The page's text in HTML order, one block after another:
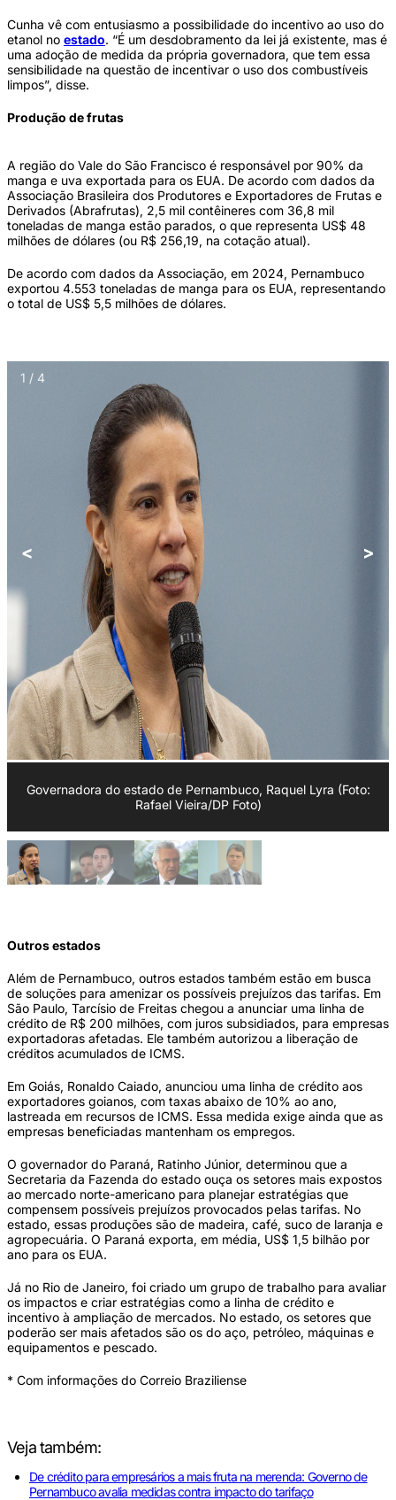
Cunha vê com entusiasmo a possibilidade do incentivo ao uso do
etanol no estado. “É um desdobramento da lei já existente, mas é
uma adoção de medida da própria governadora, que tem essa
sensibilidade na questão de incentivar o uso dos combustíveis
limpos”, disse.
Produção de frutas
A região do Vale do São Francisco é responsável por 90% da
manga e uva exportada para os EUA. De acordo com dados da
Associação Brasileira dos Produtores e Exportadores de Frutas e
Derivados (Abrafrutas), 2,5 mil contêineres com 36,8 mil
toneladas de manga estão parados, o que representa US$ 48
milhões de dólares (ou R$ 256,19, na cotação atual).
De acordo com dados da Associação, em 2024, Pernambuco
exportou 4.553 toneladas de manga para os EUA, representando
o total de US$ 5,5 milhões de dólares.
1 / 4
< >
Governadora do estado de Pernambuco, Raquel Lyra (Foto:
Rafael Vieira/DP Foto)
Outros estados
Além de Pernambuco, outros estados também estão em busca
de soluções para amenizar os possíveis prejuízos das tarifas. Em
São Paulo, Tarcísio de Freitas chegou a anunciar uma linha de
crédito de R$ 200 milhões, com juros subsidiados, para empresas
exportadoras afetadas. Ele também autorizou a liberação de
créditos acumulados de ICMS.
Em Goiás, Ronaldo Caiado, anunciou uma linha de crédito aos
exportadores goianos, com taxas abaixo de 10% ao ano,
lastreada em recursos de ICMS. Essa medida exige ainda que as
empresas beneficiadas mantenham os empregos.
O governador do Paraná, Ratinho Júnior, determinou que a
Secretaria da Fazenda do estado ouça os setores mais expostos
ao mercado norte-americano para planejar estratégias que
compensem possíveis prejuízos provocados pelas tarifas. No
estado, essas produções são de madeira, café, suco de laranja e
agropecuária. O Paraná exporta, em média, US$ 1,5 bilhão por
ano para os EUA.
Já no Rio de Janeiro, foi criado um grupo de trabalho para avaliar
os impactos e criar estratégias como a linha de crédito e
incentivo à ampliação de mercados. No estado, os setores que
poderão ser mais afetados são os do aço, petróleo, máquinas e
equipamentos e pescado.
* Com informações do Correio Braziliense
Veja também:
De crédito para empresários a mais fruta na merenda: Governo de
Pernambuco avalia medidas contra impacto do tarifaço